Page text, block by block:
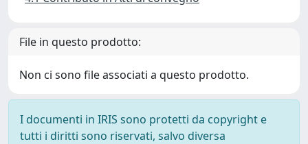
File in questo prodotto:
Non ci sono file associati a questo prodotto.
I documenti in IRIS sono protetti da copyright e
tutti i diritti sono riservati, salvo diversa